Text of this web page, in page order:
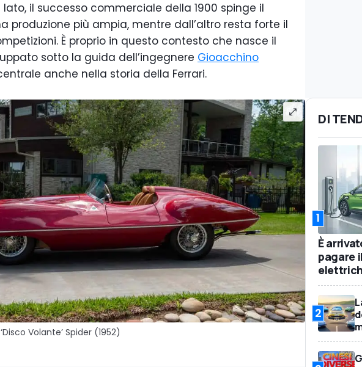
lato, il successo commerciale della 1900 spinge il
produzione più ampia, mentre dall’altro resta forte il
È proprio in questo contesto che nasce il
sotto la guida dell’ingegnere Gioacchino
anche nella storia della Ferrari.
Volante’ Spider (1952)
DI
1
È
pagare
2